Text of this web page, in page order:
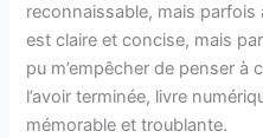
reconnaissable, mais parfois
est claire et concise, mais
pu m’empêcher de penser
l’avoir terminée, livre
mémorable et troublante.